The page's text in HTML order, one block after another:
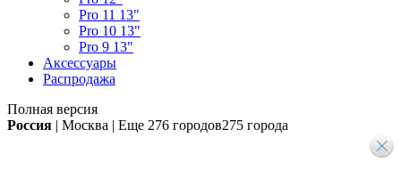
Pro 11 13"
Pro 10 13"
Pro 9 13"
Аксессуары
Распродажа
Полная версия
Россия | Москва | Еще 276 городов275 города